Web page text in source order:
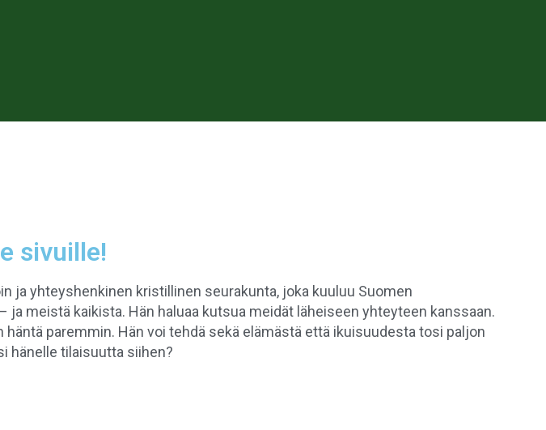
sivuille!
ja yhteyshenkinen kristillinen seurakunta, joka kuuluu Suomen
meistä kaikista. Hän haluaa kutsua meidät läheiseen yhteyteen kanssaan.
paremmin. Hän voi tehdä sekä elämästä että ikuisuudesta tosi paljon
hänelle tilaisuutta siihen?